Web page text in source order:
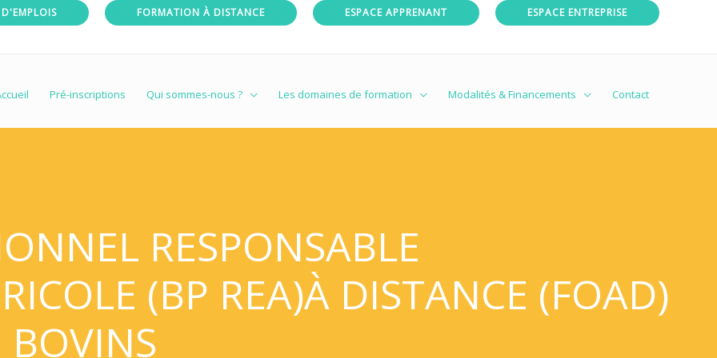
D'EMPLOIS FORMATION À DISTANCE ESPACE APPRENANT ESPACE ENTREPRISE
Pré-inscriptions Qui sommes-nous ? Les domaines de formation Modalités & Financements Contact
RESPONSABLE
(BP REA)À DISTANCE (FOAD)
BOVINS